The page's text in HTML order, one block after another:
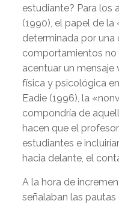
estudiante? Para los
(1990), el papel de
determinada por
comportamientos no
acentuar un mensaje
física y psicológica
Eadie (1996), la
compondría de
hacen que el
estudiantes e
hacia delante, el
A la hora de
señalaban las